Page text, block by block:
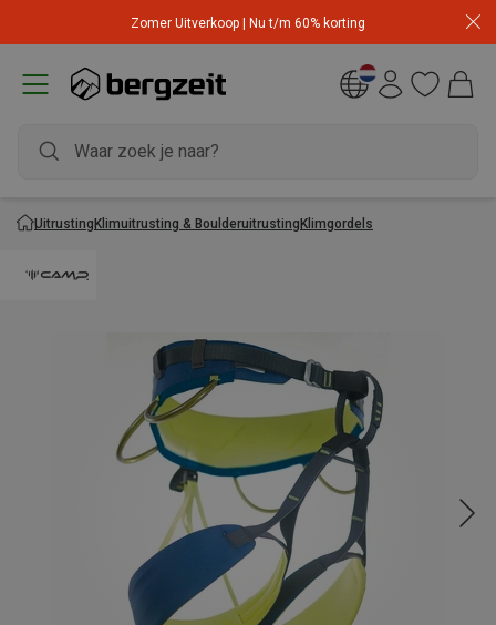
Zomer Uitverkoop | Nu t/m 60% korting
UitrustingKlimuitrusting & BoulderuitrustingKlimgordels